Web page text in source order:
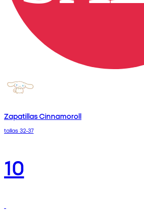
Zapatillas Cinnamoroll
tallas 32-37
10